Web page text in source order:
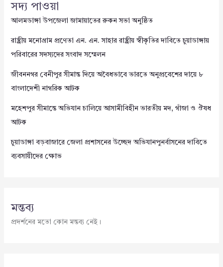
সদ্য পাওয়া
আলমডাঙ্গা উপজেলা জামায়াতের রুকন সভা অনুষ্ঠিত
রাষ্ট্রীয় মনোগ্রাম প্রণেতা এন. এন. সাহার রাষ্ট্রীয় স্বীকৃতির দাবিতে চুয়াডাঙ্গায়
পরিবারের সদস্যদের সংবাদ সম্মেলন
জীবননগর বেনীপুর সীমান্ত দিয়ে অবৈধভাবে ভারতে অনুপ্রবেশের দায়ে ৮
বাংলাদেশী নাগরিক আটক
মহেশপুর সীমান্তে অভিযান চালিয়ে আসামীবিহীন ভারতীয় মদ, গাঁজা ও ঔষধ
আটক
চুয়াডাঙ্গা বড়বাজারে জেলা প্রশাসনের উচ্ছেদ অভিযানপুনর্বাসনের দাবিতে
ব্যবসায়ীদের ক্ষোভ
মন্তব্য
প্রদর্শনের মতো কোন মন্তব্য নেই।